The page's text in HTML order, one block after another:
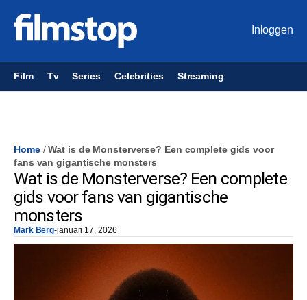
Inloggen
Film Tv Series Celebrities Streaming
Home/Wat is de Monsterverse? Een complete gids voor
fans van gigantische monsters
Wat is de Monsterverse? Een complete
gids voor fans van gigantische
monsters
Mark Berg-januari 17, 2026